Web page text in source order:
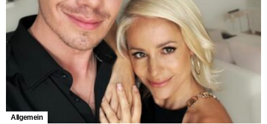
Allgemein